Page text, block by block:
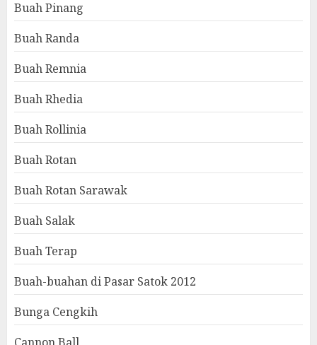
Buah Pinang
Buah Randa
Buah Remnia
Buah Rhedia
Buah Rollinia
Buah Rotan
Buah Rotan Sarawak
Buah Salak
Buah Terap
Buah-buahan di Pasar Satok 2012
Bunga Cengkih